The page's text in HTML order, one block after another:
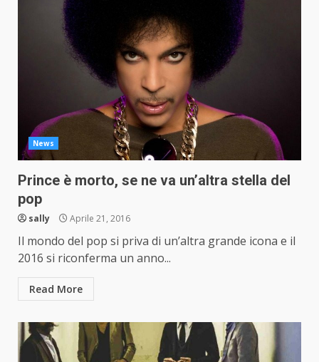
News
Prince è morto, se ne va un’altra stella del
pop
sally Aprile 21, 2016
Il mondo del pop si priva di un’altra grande icona e il
2016 si riconferma un anno...
Read More